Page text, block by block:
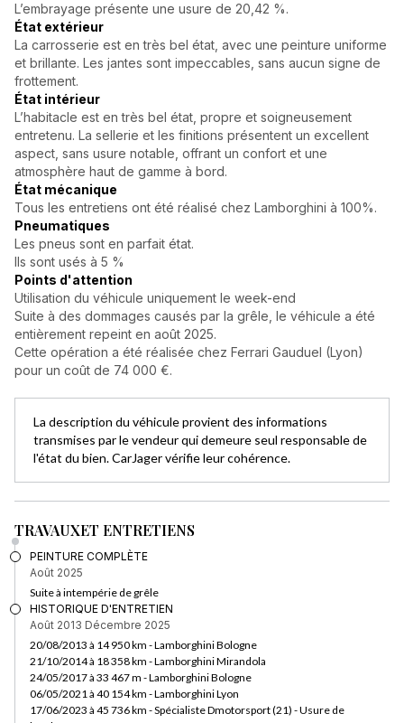
L’embrayage présente une usure de 20,42 %.
État extérieur
La carrosserie est en très bel état, avec une peinture uniforme
et brillante. Les jantes sont impeccables, sans aucun signe de
frottement.
État intérieur
L’habitacle est en très bel état, propre et soigneusement
entretenu. La sellerie et les finitions présentent un excellent
aspect, sans usure notable, offrant un confort et une
atmosphère haut de gamme à bord.
État mécanique
Tous les entretiens ont été réalisé chez Lamborghini à 100%.
Pneumatiques
Les pneus sont en parfait état.
Ils sont usés à 5 %
Points d'attention
Utilisation du véhicule uniquement le week-end
Suite à des dommages causés par la grêle, le véhicule a été
entièrement repeint en août 2025.
Cette opération a été réalisée chez Ferrari Gauduel (Lyon)
pour un coût de 74 000 €.
La description du véhicule provient des informations
transmises par le vendeur qui demeure seul responsable de
l'état du bien. CarJager vérifie leur cohérence.
TRAVAUXET ENTRETIENS
PEINTURE COMPLÈTE
Août 2025
Suite à intempérie de grêle
HISTORIQUE D'ENTRETIEN
Août 2013 Décembre 2025
20/08/2013 à 14 950 km - Lamborghini Bologne
21/10/2014 à 18 358 km - Lamborghini Mirandola
24/05/2017 à 33 467 m - Lamborghini Bologne
06/05/2021 à 40 154 km - Lamborghini Lyon
17/06/2023 à 45 736 km - Spécialiste Dmotorsport (21) - Usure de